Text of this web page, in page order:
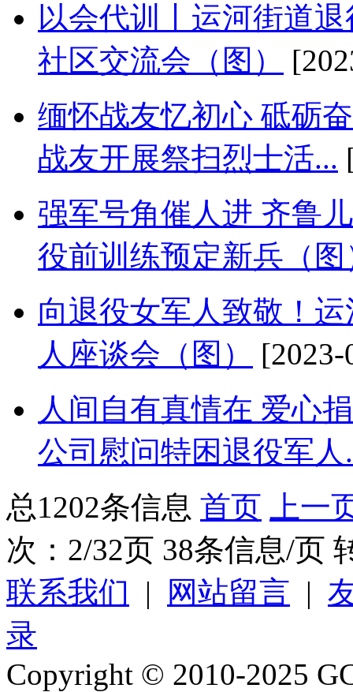
以会代训丨运河街道
社区交流会（图）
缅怀战友忆初心 砥砺
战友开展祭扫烈士活...
强军号角催人进 齐鲁
役前训练预定新兵（图
向退役女军人致敬！
人座谈会（图）
人间自有真情在 爱心
公司慰问特困退役军人
总1202条信息 首页
上一
次：2/32页 38条信息/页
联系我们 | 网站留言 |
录
Copyright © 2010-2025